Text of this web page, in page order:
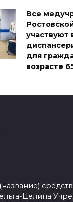
Все
участвуют
для
возрасте
Целина